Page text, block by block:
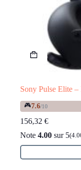
Sony Pulse Elite –
🎮7.6/10
156,32 €
Note 4.00 sur 5